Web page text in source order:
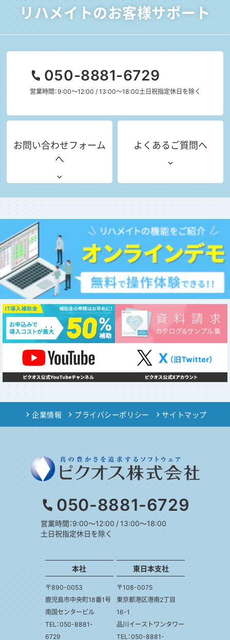
リハメイトのお客様サポート
050-8881-6729
営業時間：9:00～12:00 / 13:00～18:00土日祝指定休日を除く
お問い合わせフォーム
へ
よくあるご質問へ
企業情報 プライバシーポリシー サイトマップ
050-8881-6729
営業時間：9:00～12:00 / 13:00～18:00
土日祝指定休日を除く
本社
〒890-0053
鹿児島市中央町18番1号
南国センタービル
TEL：050-8881-
6729
東日本支社
〒108-0075
東京都港区港南2丁目
16-1
品川イーストワンタワー
TEL：050-8881-